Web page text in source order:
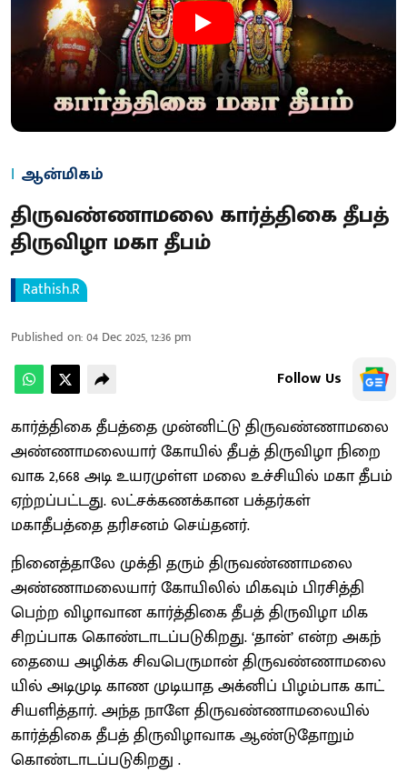
ஆன்மிகம்
திருவண்ணாமலை கார்த்திகை தீபத்
திருவிழா மகா தீபம்
Rathish.R
Published on:04 Dec 2025, 12:36 pm
Follow Us
கார்த்திகை தீபத்தை முன்னிட்டு ​திரு​வண்​ணா​மலை
அண்​ணா​மலை​யார் கோயில் தீபத் திரு​விழா​ நிறை​
வாக 2,668 அடி உயர​முள்ள மலை உச்​சி​யில் மகா தீபம்
ஏற்​றப்​பட்​டது. லட்​சக்​கணக்​கான பக்​தர்​கள்
மகாதீபத்தை தரிசனம் செய்​தனர்.
நினைத்​தாலே முக்தி தரும் திரு​வண்​ணா​மலை
அண்​ணா​மலை​யார் கோயி​லில் மிக​வும் பிரசித்தி
பெற்ற விழா​வான கார்த்​திகை தீபத் திரு​விழா மிக
சிறப்​பாக கொண்​டாடப்​படு​கிறது. ‘தான்’ என்ற அகந்​
தையை அழிக்க சிவபெரு​மான் திரு​வண்​ணா​மலை​
யில் அடி​முடி காண முடி​யாத அக்​னிப் பிழம்​பாக காட்​
சி​யளித்​தார். அந்த நாளே திரு​வண்​ணா​மலை​யில்
கார்த்​திகை தீபத் திரு​விழா​வாக ஆண்​டு​தோறும்
கொண்​டாடப்​படு​கிறது .